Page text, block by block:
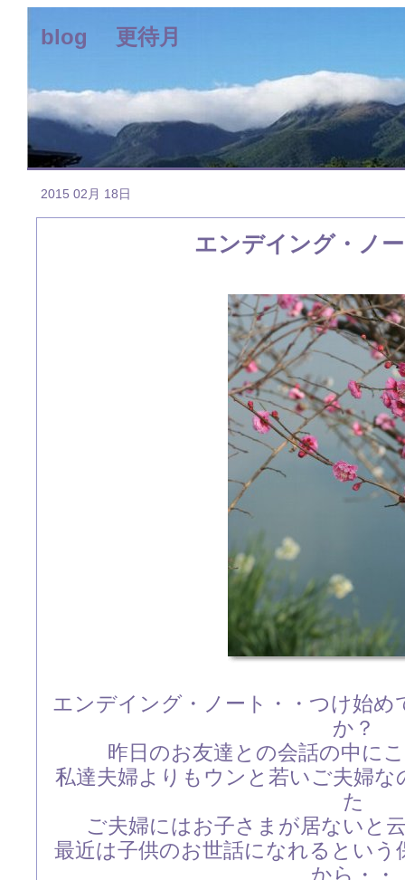
blog 更待月
2015 02月 18日
エンデイング・ノ
エンデイング・ノート・・つけ始
か？
昨日のお友達との会話の中に
私達夫婦よりもウンと若いご夫婦
た
ご夫婦にはお子さまが居ないと
最近は子供のお世話になれるとい
から・・